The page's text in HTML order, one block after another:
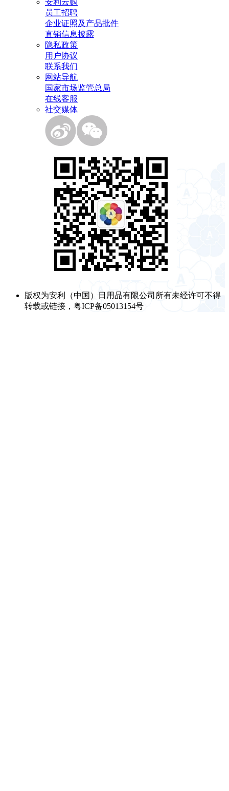
员工招聘
企业证照及产品批件
直销信息披露
隐私政策
用户协议
联系我们
网站导航
国家市场监管总局
在线客服
社交媒体
版权为安利（中国）日用品有限公司所有未经许可不得
转载或链接，粤ICP备05013154号